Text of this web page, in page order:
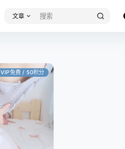
文章
VIP免费 / 50积分